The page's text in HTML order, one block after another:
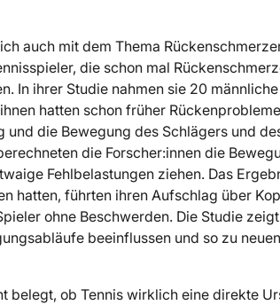
auch mit dem Thema
die schon mal
In ihrer Studie nahmen sie 20
hatten schon früher
die Bewegung des Schlägers und
die Forscher:innen die
Fehlbelastungen ziehen. Das
hatten, führten ihren Aufschlag über
ohne Beschwerden. Die Studie
beeinflussen und so zu
belegt, ob Tennis wirklich eine direkte